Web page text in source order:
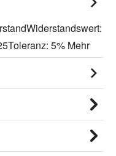
5% Mehr